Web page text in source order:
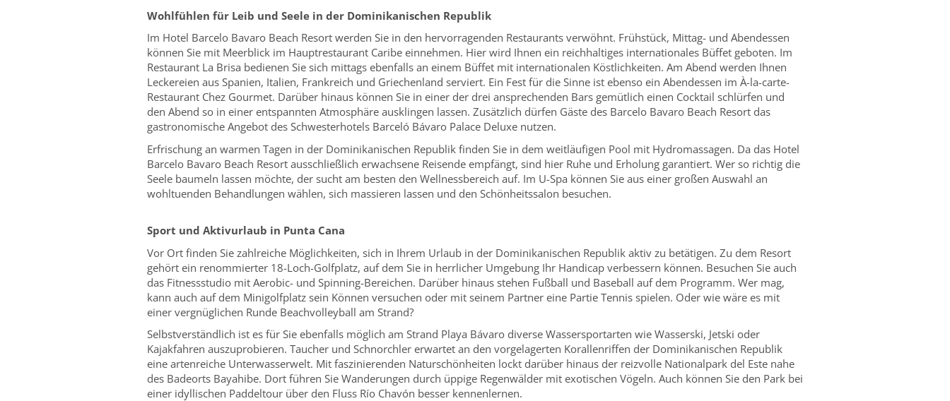
Wohlfühlen für Leib und Seele in der Dominikanischen Republik
Im Hotel Barcelo Bavaro Beach Resort werden Sie in den hervorragenden Restaurants verwöhnt. Frühstück, Mittag- und Abendessen
können Sie mit Meerblick im Hauptrestaurant Caribe einnehmen. Hier wird Ihnen ein reichhaltiges internationales Büffet geboten. Im
Restaurant La Brisa bedienen Sie sich mittags ebenfalls an einem Büffet mit internationalen Köstlichkeiten. Am Abend werden Ihnen
Leckereien aus Spanien, Italien, Frankreich und Griechenland serviert. Ein Fest für die Sinne ist ebenso ein Abendessen im À-la-carte-
Restaurant Chez Gourmet. Darüber hinaus können Sie in einer der drei ansprechenden Bars gemütlich einen Cocktail schlürfen und
den Abend so in einer entspannten Atmosphäre ausklingen lassen. Zusätzlich dürfen Gäste des Barcelo Bavaro Beach Resort das
gastronomische Angebot des Schwesterhotels Barceló Bávaro Palace Deluxe nutzen.
Erfrischung an warmen Tagen in der Dominikanischen Republik finden Sie in dem weitläufigen Pool mit Hydromassagen. Da das Hotel
Barcelo Bavaro Beach Resort ausschließlich erwachsene Reisende empfängt, sind hier Ruhe und Erholung garantiert. Wer so richtig die
Seele baumeln lassen möchte, der sucht am besten den Wellnessbereich auf. Im U-Spa können Sie aus einer großen Auswahl an
wohltuenden Behandlungen wählen, sich massieren lassen und den Schönheitssalon besuchen.
Sport und Aktivurlaub in Punta Cana
Vor Ort finden Sie zahlreiche Möglichkeiten, sich in Ihrem Urlaub in der Dominikanischen Republik aktiv zu betätigen. Zu dem Resort
gehört ein renommierter 18-Loch-Golfplatz, auf dem Sie in herrlicher Umgebung Ihr Handicap verbessern können. Besuchen Sie auch
das Fitnessstudio mit Aerobic- und Spinning-Bereichen. Darüber hinaus stehen Fußball und Baseball auf dem Programm. Wer mag,
kann auch auf dem Minigolfplatz sein Können versuchen oder mit seinem Partner eine Partie Tennis spielen. Oder wie wäre es mit
einer vergnüglichen Runde Beachvolleyball am Strand?
Selbstverständlich ist es für Sie ebenfalls möglich am Strand Playa Bávaro diverse Wassersportarten wie Wasserski, Jetski oder
Kajakfahren auszuprobieren. Taucher und Schnorchler erwartet an den vorgelagerten Korallenriffen der Dominikanischen Republik
eine artenreiche Unterwasserwelt. Mit faszinierenden Naturschönheiten lockt darüber hinaus der reizvolle Nationalpark del Este nahe
des Badeorts Bayahibe. Dort führen Sie Wanderungen durch üppige Regenwälder mit exotischen Vögeln. Auch können Sie den Park bei
einer idyllischen Paddeltour über den Fluss Río Chavón besser kennenlernen.